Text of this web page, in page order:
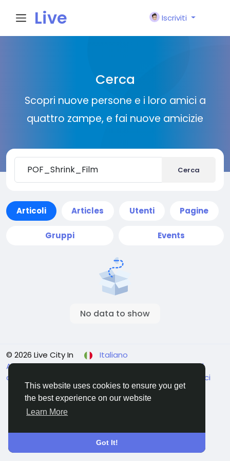
This website uses cookies to ensure you get
the best experience on our website
Learn More
Got It!
Live
Iscriviti
Cerca
Scopri nuove persone e i loro amici a
quattro zampe, e fai nuove amicizie
Cerca
Articoli Articles Utenti Pagine
Gruppi Events
No data to show
© 2026 Live City In
Italiano
About Termini e Condizioni Privacy Shipping and
delivery policy
Contattaci
Elenco